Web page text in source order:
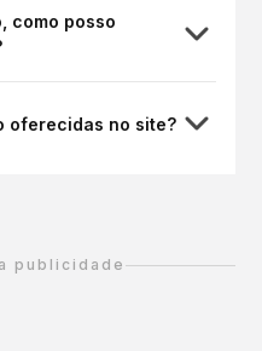
como posso
oferecidas no site?
publicidade